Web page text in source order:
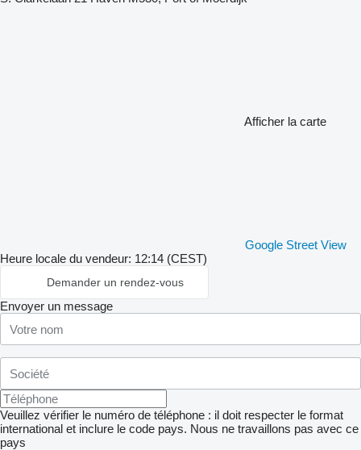
Afficher la carte
Google Street View
Heure locale du vendeur: 12:14 (CEST)
Demander un rendez-vous
Envoyer un message
Veuillez vérifier le numéro de téléphone : il doit respecter le format
international et inclure le code pays. Nous ne travaillons pas avec ce
pays